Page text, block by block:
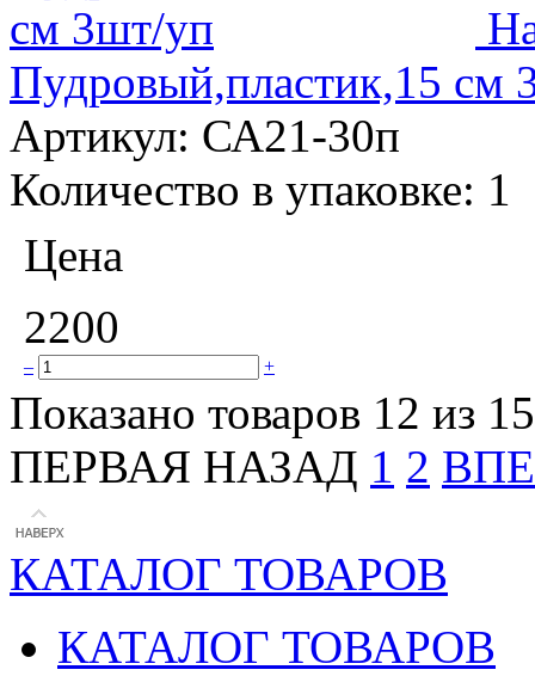
Пудровый,пластик,15 см
Артикул: СА21-30п
Количество в упаковке: 1
Цена
2200
– +
Показано товаров 12 из 15
ПЕРВАЯ НАЗАД 1 2
КАТАЛОГ ТОВАРОВ
КАТАЛОГ ТОВАРОВ